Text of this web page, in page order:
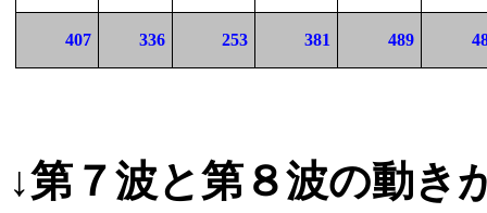
407 336 253 381 489
↓第７波と第８波の動